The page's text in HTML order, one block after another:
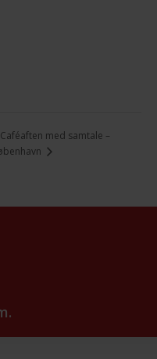
Caféaften med samtale –